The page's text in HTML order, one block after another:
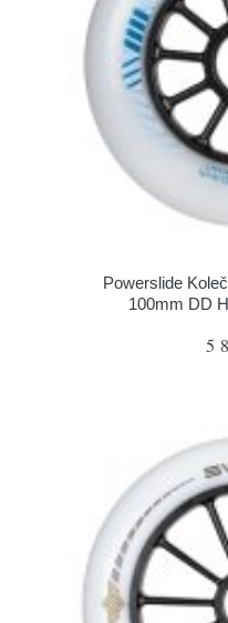
Powerslide
100mm DD
5